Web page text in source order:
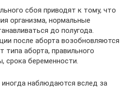
сбоя приводят к тому, что
организма, нормальные
до полугода.
после аборта возобновляются
типа аборта, правильного
срока беременности.
наблюдаются вслед за